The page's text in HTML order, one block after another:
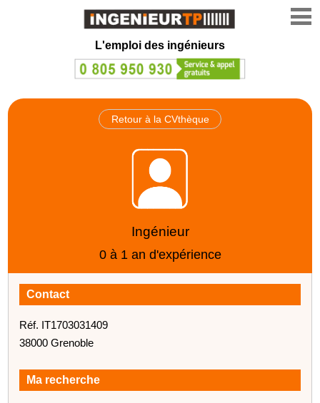
L'emploi des ingénieurs
Retour à la CVthèque
Ingénieur
0 à 1 an d'expérience
Contact
Réf. IT1703031409
38000 Grenoble
Ma recherche